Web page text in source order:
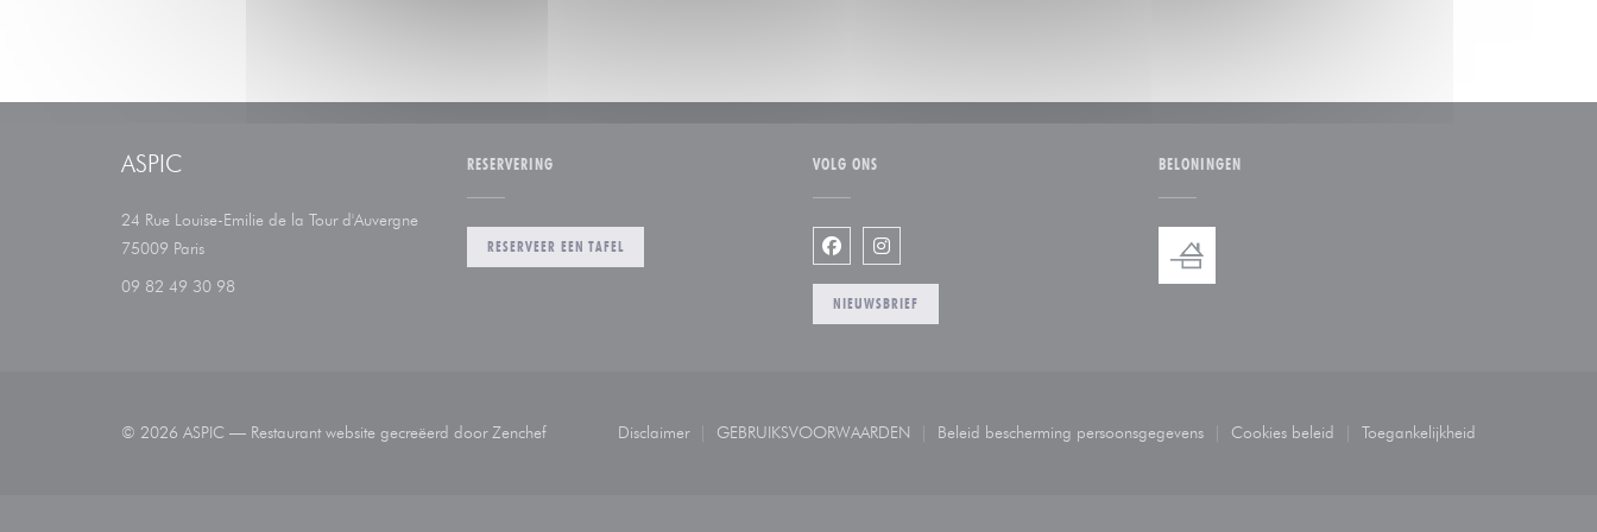
ASPIC
24 Rue Louise-Emilie de la Tour d'Auvergne
75009 Paris((opent in een nieuw venster))
09 82 49 30 98
RESERVERING
RESERVEER EEN TAFEL
VOLG ONS
Facebook ((opent in een nieuw venster))
Instagram ((opent in een nieuw venster))
NIEUWSBRIEF
BELONINGEN
© 2026 ASPIC — Restaurant website gecreëerd doorZenchef((opent in een nieuw venster))
Disclaimer GEBRUIKSVOORWAARDEN Beleid bescherming persoonsgegevens
((opent in een nieuw venster))
Cookies beleid
((opent in een nieuw venster))
Toegankelijkheid
((opent in een nieuw